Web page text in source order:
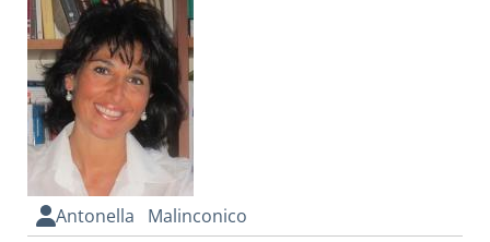
Antonella Malinconico